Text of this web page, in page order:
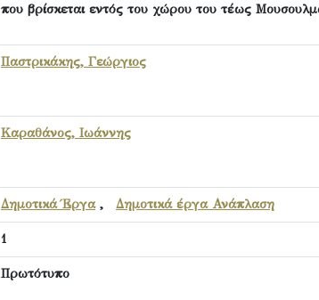
που βρίσκεται εντός του χώρου του τέως
Παστρικάκης, Γεώργιος
Καραθάνος, Ιωάννης
Δημοτικά Έργα, Δημοτικά έργα Ανάπλαση
1
Πρωτότυπο